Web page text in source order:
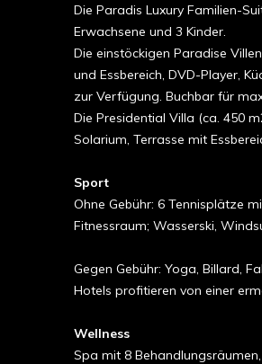
Die Paradis Luxury Familien-
Erwachsene und 3 Kinder.
Die einstöckigen Paradise
und Essbereich, DVD-Player,
zur Verfügung. Buchbar für
Die Presidential Villa (ca. 450
Solarium, Terrasse mit
Sport
Ohne Gebühr: 6 Tennisplätze
Fitnessraum; Wasserski,
Gegen Gebühr: Yoga, Billard,
Hotels profitieren von einer
Wellness
Spa mit 8